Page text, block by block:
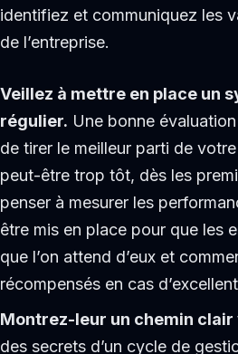
identifiez et communiquez les
de l’entreprise.
Veillez à mettre en place un
régulier. Une bonne
de tirer le meilleur parti de
peut-être trop tôt, dès les
penser à mesurer les
être mis en place pour que les
que l’on attend d’eux et
récompensés en cas
Montrez-leur un chemin clair
des secrets d’un cycle de